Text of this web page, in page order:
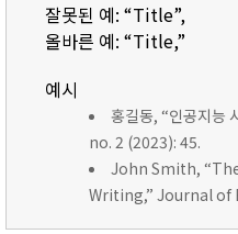
잘못된 예: “Title”,
올바른 예: “Title,”
예시
홍길동, “인공지능
no. 2 (2023): 45.
John Smith,
Writing,” Journal of